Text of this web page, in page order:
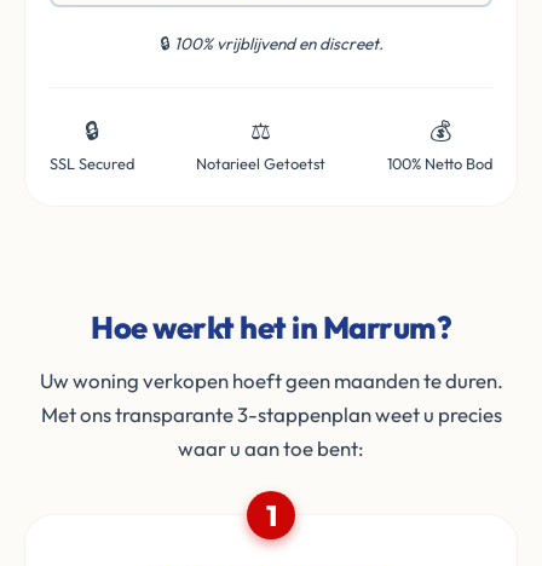
🔒 100% vrijblijvend en discreet.
🔒
SSL Secured
⚖️
Notarieel Getoetst
💰
100% Netto Bod
Hoe werkt het in Marrum?
Uw woning verkopen hoeft geen maanden te duren.
Met ons transparante 3-stappenplan weet u precies
waar u aan toe bent:
1